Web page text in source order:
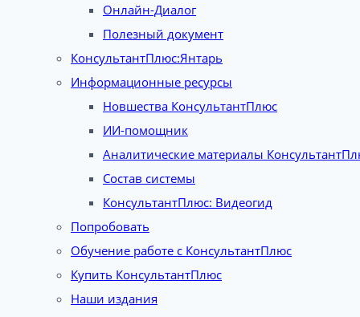
Онлайн-Диалог
Полезный документ
КонсультантПлюс:Янтарь
Информационные ресурсы
Новшества КонсультантПлюс
ИИ-помощник
Аналитические материалы
Состав системы
КонсультантПлюс: Видеогид
Попробовать
Обучение работе с КонсультантПлюс
Купить КонсультантПлюс
Наши издания